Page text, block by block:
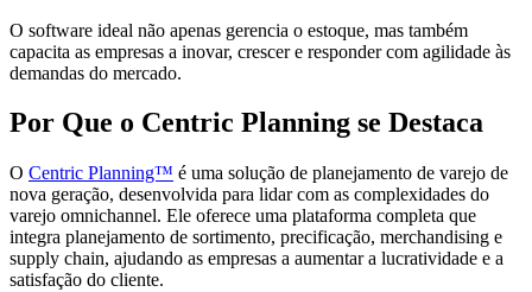
O software ideal não apenas gerencia o estoque, mas também
capacita as empresas a inovar, crescer e responder com agilidade às
demandas do mercado.
Por Que o Centric Planning se Destaca
O Centric Planning™ é uma solução de planejamento de varejo de
nova geração, desenvolvida para lidar com as complexidades do
varejo omnichannel. Ele oferece uma plataforma completa que
integra planejamento de sortimento, precificação, merchandising e
supply chain, ajudando as empresas a aumentar a lucratividade e a
satisfação do cliente.